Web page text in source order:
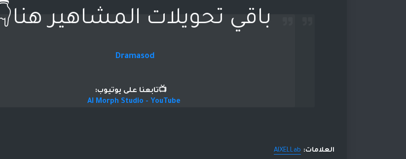
باقي تحويلات المشاهير
Dramasod
📺تابعنا على يوتيوب:
AI Morph Studio - YouTube
العلامات: AIXELLab